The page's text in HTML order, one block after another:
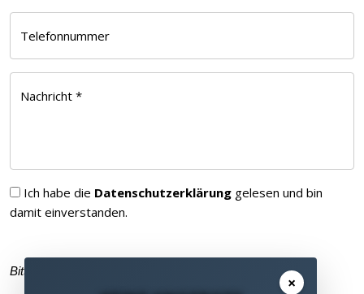
Telefonnummer
Nachricht *
Ich habe die Datenschutzerklärung gelesen und bin
damit einverstanden.
Bitte füllen Sie alle Pflichtfelder (
×